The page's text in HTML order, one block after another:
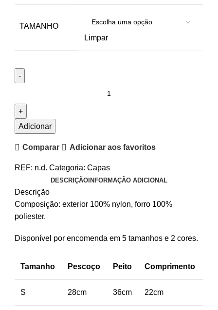
TAMANHO
Limpar
Adicionar
Comparar Adicionar aos favoritos
REF: n.d. Categoria: Capas
DESCRIÇÃO INFORMAÇÃO ADICIONAL
Descrição
Composição: exterior 100% nylon, forro 100%
poliester.
Disponível por encomenda em 5 tamanhos e 2 cores.
Tamanho Pescoço Peito Comprimento
S 28cm 36cm 22cm